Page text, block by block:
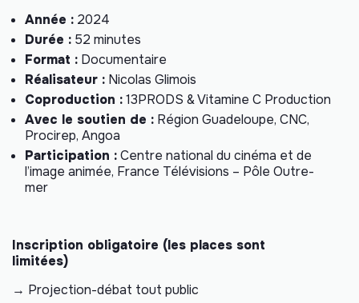
Année : 2024
Durée : 52 minutes
Format : Documentaire
Réalisateur : Nicolas Glimois
Coproduction :13PRODS & Vitamine C Production
Avec le soutien de : Région Guadeloupe, CNC,
Procirep, Angoa
Participation :Centre national du cinéma et de
l’image animée, France Télévisions – Pôle Outre-
mer
Inscription obligatoire (les places sont
limitées)
→ Projection-débat tout public